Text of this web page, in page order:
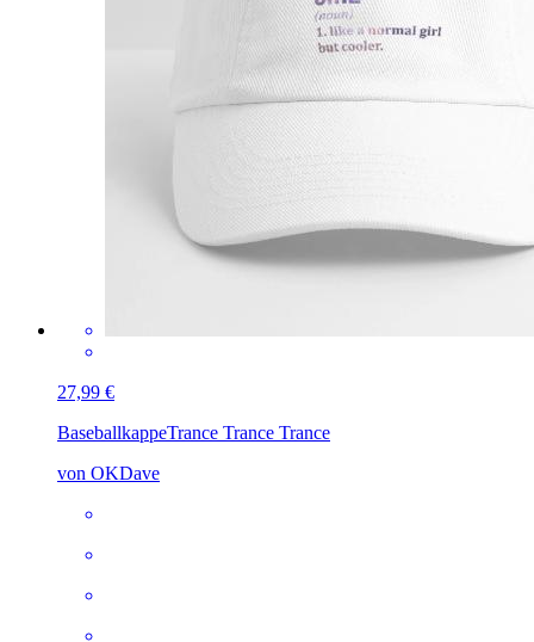
27,99 €
BaseballkappeTrance Trance Trance
von OKDave